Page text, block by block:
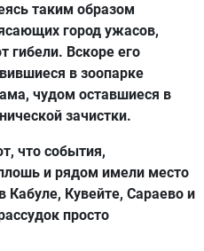
таким образом
город ужасов,
гибели. Вскоре его
в зоопарке
чудом оставшиеся в
зачистки.
что события,
и рядом имели место
Кувейте, Сараево и
просто